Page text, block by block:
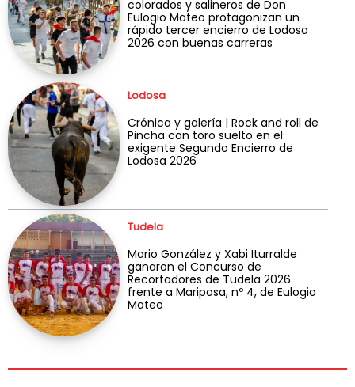
colorados y salineros de Don
Eulogio Mateo protagonizan un
rápido tercer encierro de Lodosa
2026 con buenas carreras
Lodosa
Crónica y galería | Rock and roll de
Pincha con toro suelto en el
exigente Segundo Encierro de
Lodosa 2026
Tudela
Mario González y Xabi Iturralde
ganaron el Concurso de
Recortadores de Tudela 2026
frente a Mariposa, nº 4, de Eulogio
Mateo